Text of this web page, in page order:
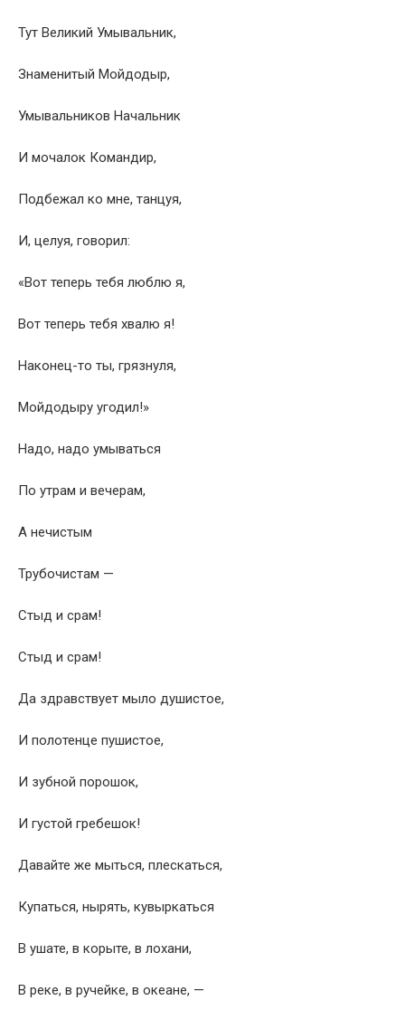
Тут Великий Умывальник,
Знаменитый Мойдодыр,
Умывальников Начальник
И мочалок Командир,
Подбежал ко мне, танцуя,
И, целуя, говорил:
«Вот теперь тебя люблю я,
Вот теперь тебя хвалю я!
Наконец-то ты, грязнуля,
Мойдодыру угодил!»
Надо, надо умываться
По утрам и вечерам,
А нечистым
Трубочистам —
Стыд и срам!
Стыд и срам!
Да здравствует мыло душистое,
И полотенце пушистое,
И зубной порошок,
И густой гребешок!
Давайте же мыться, плескаться,
Купаться, нырять, кувыркаться
В ушате, в корыте, в лохани,
В реке, в ручейке, в океане, —